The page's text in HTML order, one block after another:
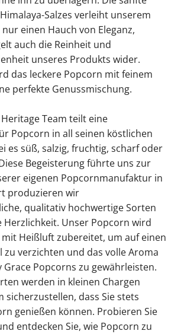
Salzes verleiht unserem
einen Hauch von Eleganz,
auch die Reinheit und
unseres Produkts wider.
das leckere Popcorn mit feinem
perfekte Genussmischung.
Team teilt eine
Popcorn in all seinen köstlichen
es süß, salzig, fruchtig, scharf oder
Begeisterung führte uns zur
eigenen Popcornmanufaktur in
produzieren wir
qualitativ hochwertige Sorten
Herzlichkeit. Unser Popcorn wird
Heißluft zubereitet, um auf einen
zu verzichten und das volle Aroma
Grace Popcorns zu gewährleisten.
werden in kleinen Chargen
sicherzustellen, dass Sie stets
genießen können. Probieren Sie
entdecken Sie, wie Popcorn zu